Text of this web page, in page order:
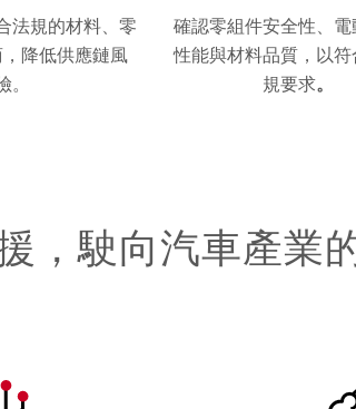
法規的材料、零
降低供應鏈風
。
確認零組件安全性、
性能與材料品質，以
規要求。
，駛向汽車產業